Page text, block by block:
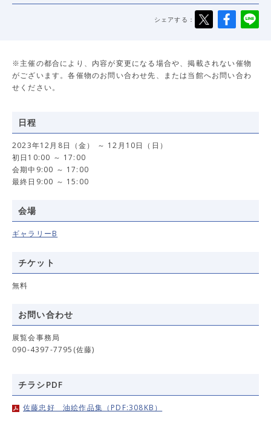
シェアする：
※主催の都合により、内容が変更になる場合や、掲載されない催物
がございます。各催物のお問い合わせ先、または当館へお問い合わ
せください。
日程
2023年12月8日（金） ～ 12月10日（日）
初日10:00 ～ 17:00
会期中9:00 ～ 17:00
最終日9:00 ～ 15:00
会場
ギャラリーB
チケット
無料
お問い合わせ
展覧会事務局
090-4397-7795(佐藤)
チラシPDF
佐藤忠好 油絵作品集（PDF:308KB）